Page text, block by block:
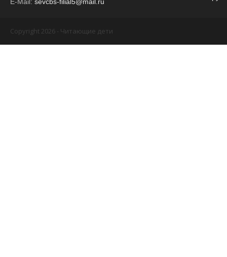
Copyright 2026 - Читающие дети